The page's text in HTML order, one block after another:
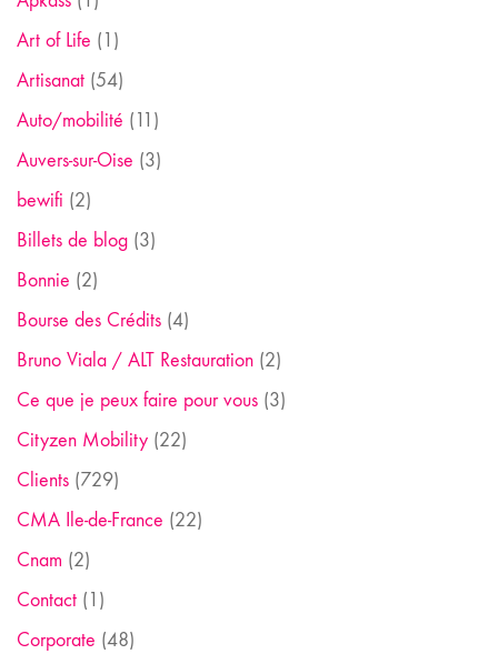
Art of Life (1)
Artisanat (54)
Auto/mobilité (11)
Auvers-sur-Oise (3)
bewifi (2)
Billets de blog (3)
Bonnie (2)
Bourse des Crédits (4)
Bruno Viala / ALT Restauration (2)
Ce que je peux faire pour vous (3)
Cityzen Mobility (22)
Clients (729)
CMA Ile-de-France (22)
Cnam (2)
Contact (1)
Corporate (48)